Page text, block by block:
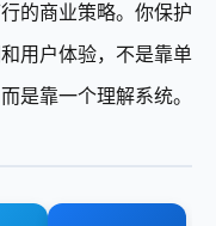
的商业策略。你保护
用户体验，不是靠单
是靠一个理解系统。